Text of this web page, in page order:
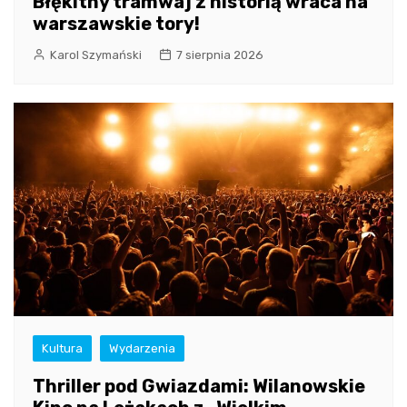
warszawskie tory!
Karol Szymański 7 sierpnia 2026
Kultura Wydarzenia
Thriller pod Gwiazdami: Wilanowskie